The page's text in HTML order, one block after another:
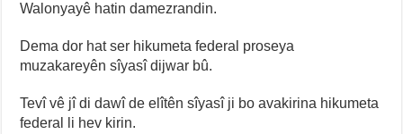
Walonyayê hatin damezrandin.
Dema dor hat ser hikumeta federal proseya
muzakareyên sîyasî dijwar bû.
Tevî vê jî di dawî de elîtên sîyasî ji bo avakirina hikumeta
federal li hev kirin.